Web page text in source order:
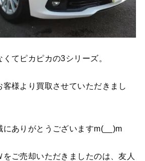
てピカピカの3シリーズ。
様より買取させていただきまし
にありがとうございますm(__)m
ご売却いただきましたのは、友人